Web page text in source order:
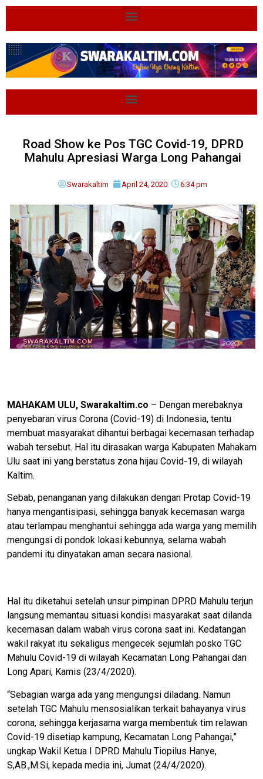
Road Show ke Pos TGC Covid-19, DPRD
Mahulu Apresiasi Warga Long Pahangai
Swarakaltim April 24, 2020 6:34 pm
MAHAKAM ULU, Swarakaltim.co – Dengan merebaknya
penyebaran virus Corona (Covid-19) di Indonesia, tentu
membuat masyarakat dihantui berbagai kecemasan terhadap
wabah tersebut. Hal itu dirasakan warga Kabupaten Mahakam
Ulu saat ini yang berstatus zona hijau Covid-19, di wilayah
Kaltim.
Sebab, penanganan yang dilakukan dengan Protap Covid-19
hanya mengantisipasi, sehingga banyak kecemasan warga
atau terlampau menghantui sehingga ada warga yang memilih
mengungsi di pondok lokasi kebunnya, selama wabah
pandemi itu dinyatakan aman secara nasional.
Hal itu diketahui setelah unsur pimpinan DPRD Mahulu terjun
langsung memantau situasi kondisi masyarakat saat dilanda
kecemasan dalam wabah virus corona saat ini. Kedatangan
wakil rakyat itu sekaligus mengecek sejumlah posko TGC
Mahulu Covid-19 di wilayah Kecamatan Long Pahangai dan
Long Apari, Kamis (23/4/2020).
“Sebagian warga ada yang mengungsi diladang. Namun
setelah TGC Mahulu mensosialikan terkait bahayanya virus
corona, sehingga kerjasama warga membentuk tim relawan
Covid-19 disetiap kampung, Kecamatan Long Pahangai,”
ungkap Wakil Ketua I DPRD Mahulu Tiopilus Hanye,
S,AB.,M.Si, kepada media ini, Jumat (24/4/2020).